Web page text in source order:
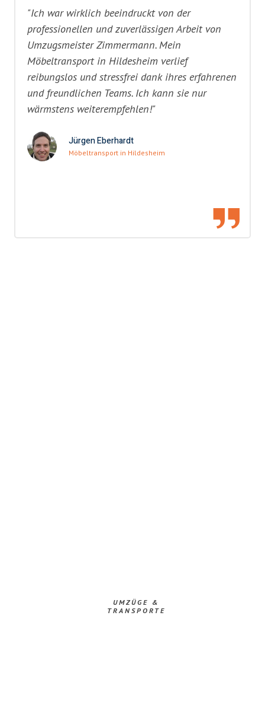
"Ich war wirklich beeindruckt von der
professionellen und zuverlässigen Arbeit von
Umzugsmeister Zimmermann. Mein
Möbeltransport in Hildesheim verlief
reibungslos und stressfrei dank ihres erfahrenen
und freundlichen Teams. Ich kann sie nur
wärmstens weiterempfehlen!"
Jürgen Eberhardt
Möbeltransport in Hildesheim
UMZÜGE &
TRANSPORTE